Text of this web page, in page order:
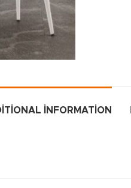
INFORMATION